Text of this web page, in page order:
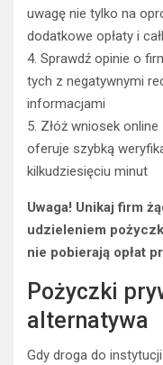
uwagę nie tylko na
dodatkowe opłaty i
4. Sprawdź opinie o
tych z negatywnymi
informacjami
5. Złóż wniosek
oferuje szybką
kilkudziesięciu minut
Uwaga! Unikaj firm
udzieleniem
nie pobierają opłat
Pożyczki
alternatywa
Gdy droga do